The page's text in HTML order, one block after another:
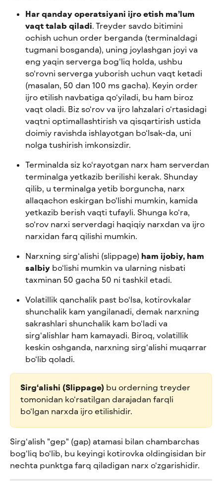
Har qanday operatsiyani ijro etish ma’lum
vaqt talab qiladi. Treyder savdo bitimini
ochish uchun order berganda (terminaldagi
tugmani bosganda), uning joylashgan joyi va
eng yaqin serverga bog‘liq holda, ushbu
so‘rovni serverga yuborish uchun vaqt ketadi
(masalan, 50 dan 100 ms gacha). Keyin order
ijro etilish navbatiga qo‘yiladi, bu ham biroz
vaqt oladi. Biz so‘rov va ijro lahzalari o‘rtasidagi
vaqtni optimallashtirish va qisqartirish ustida
doimiy ravishda ishlayotgan bo‘lsak-da, uni
nolga tushirish imkonsizdir.
Terminalda siz ko‘rayotgan narx ham serverdan
terminalga yetkazib berilishi kerak. Shunday
qilib, u terminalga yetib borguncha, narx
allaqachon eskirgan bo‘lishi mumkin, kamida
yetkazib berish vaqti tufayli. Shunga ko‘ra,
so‘rov narxi serverdagi haqiqiy narxdan va ijro
narxidan farq qilishi mumkin.
Narxning sirg‘alishi (slippage) ham ijobiy, ham
salbiy bo‘lishi mumkin va ularning nisbati
taxminan 50 gacha 50 ni tashkil etadi.
Volatillik qanchalik past bo‘lsa, kotirovkalar
shunchalik kam yangilanadi, demak narxning
sakrashlari shunchalik kam bo‘ladi va
sirg‘alishlar ham kamayadi. Biroq, volatillik
keskin oshganda, narxning sirg‘alishi muqarrar
bo‘lib qoladi.
Sirg‘alishi (Slippage) bu orderning treyder
tomonidan ko‘rsatilgan darajadan farqli
bo‘lgan narxda ijro etilishidir.
Sirg‘alish "gep" (gap) atamasi bilan chambarchas
bog‘liq bo‘lib, bu keyingi kotirovka oldingisidan bir
nechta punktga farq qiladigan narx o‘zgarishidir.